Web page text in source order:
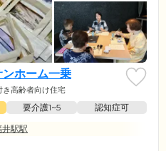
ホーム一乗
き高齢者向け住宅
要介護1~5
認知症可
井駅駅